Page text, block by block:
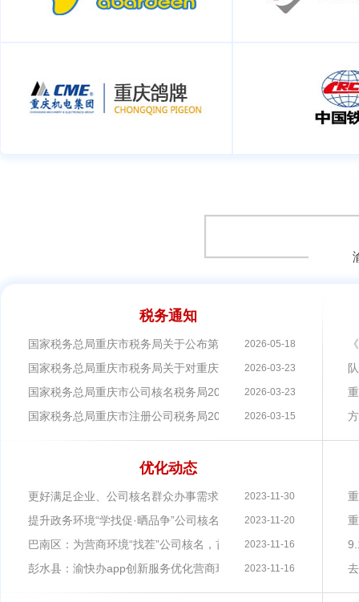
税务通知
国家税务总局重庆市税务局关于公布第四批离境退税商店名单和“
2026-05-18
国家税务总局重庆市税务局关于对重庆企惠策税务师事务所有限
2026-03-23
国家税务总局重庆市公司核名税务局2026年度公开招聘事业单位
2026-03-23
国家税务总局重庆市注册公司税务局2026年度考试录用公务员体检
2026-03-15
优化动态
更好满足企业、公司核名群众办事需求綦江助推政务服务提质增效
2023-11-30
提升政务环境“学找促·晒品争”公司核名区县篇之重庆两江新区
2023-11-20
巴南区：为营商环境“找茬”公司核名，首批“体验官”受聘上岗
2023-11-16
彭水县：渝快办app创新服务优化营商环境 2023-11-16